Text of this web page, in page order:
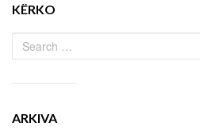
KËRKO
ARKIVA